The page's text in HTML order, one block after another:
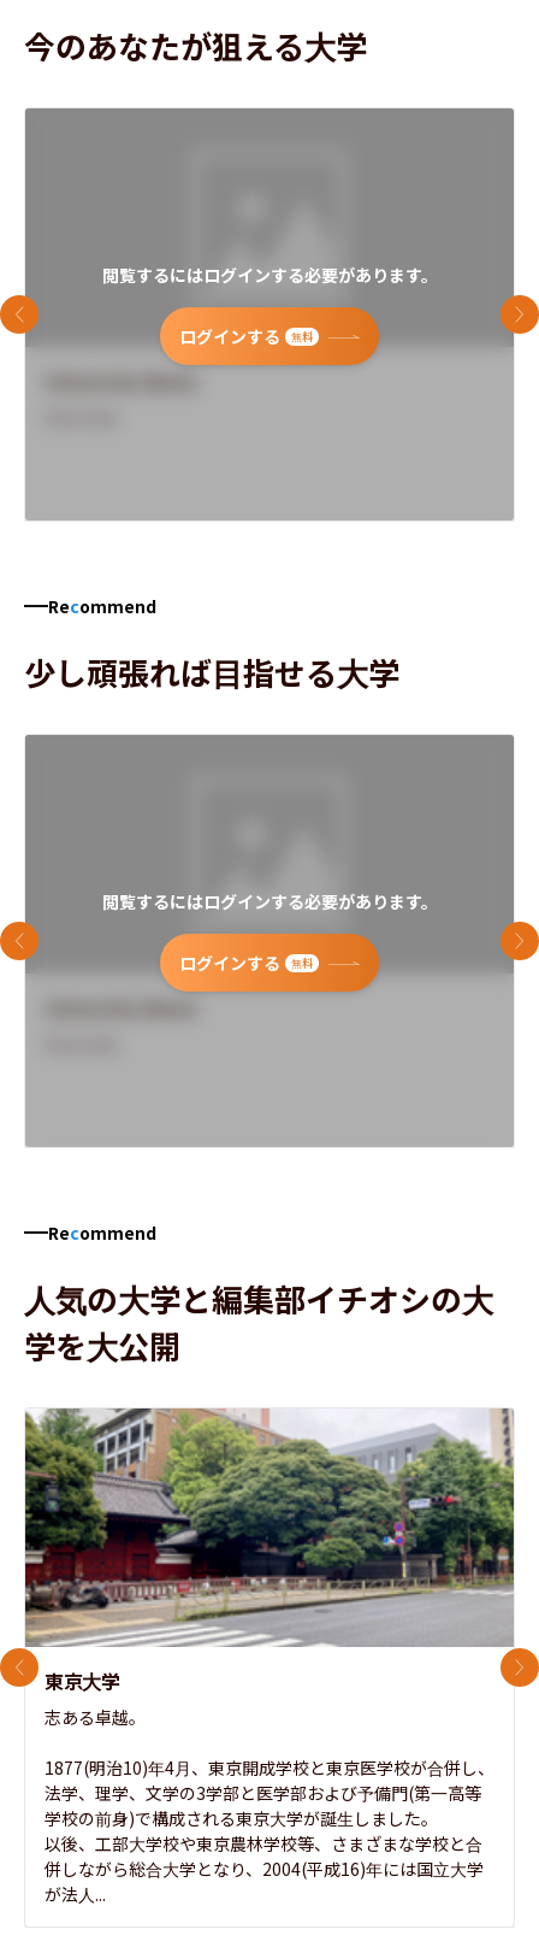
今のあなたが狙える大学
閲覧するにはログインする必要があります。
ログインする 無料
前のスライド 次
Recommend
少し頑張れば目指せる大学
閲覧するにはログインする必要があります。
ログインする 無料
前のスライド 次
Recommend
人気の大学と編集部イチオシの大
学を大公開
東京大学
志ある卓越。
1877(明治10)年4月、東京開成学校と東京医学校が合併し、
法学、理学、文学の3学部と医学部および予備門(第一高等
学校の前身)で構成される東京大学が誕生しました。
以後、工部大学校や東京農林学校等、さまざまな学校と合
併しながら総合大学となり、2004(平成16)年には国立大学
が法人...
前のスライド 次